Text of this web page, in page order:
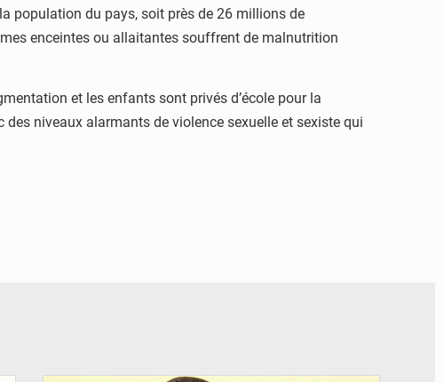
population du pays, soit près de 26 millions de
enceintes ou allaitantes souffrent de malnutrition
et les enfants sont privés d’école pour la
des niveaux alarmants de violence sexuelle et sexiste qui